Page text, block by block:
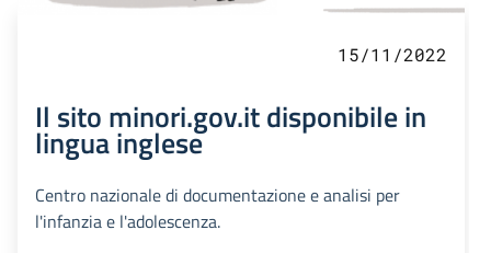
15/11/2022
Il sito minori.gov.it disponibile in
lingua inglese
Centro nazionale di documentazione e analisi per
l'infanzia e l'adolescenza.